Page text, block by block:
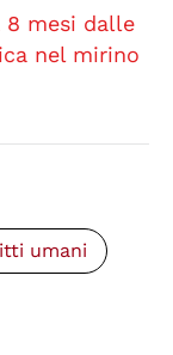
8 mesi dalle
nel mirino
umani